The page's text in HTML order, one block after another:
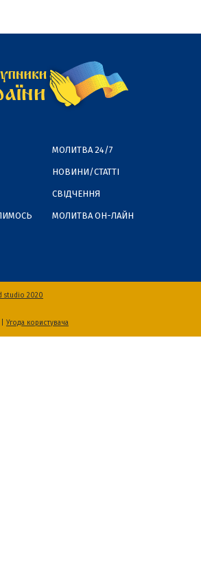
МОЛИТВА 24/7
НОВИНИ/СТАТТІ
СВІДЧЕННЯ
МОЛИТВА ОН-ЛАЙН
studio 2020
Угода користувача